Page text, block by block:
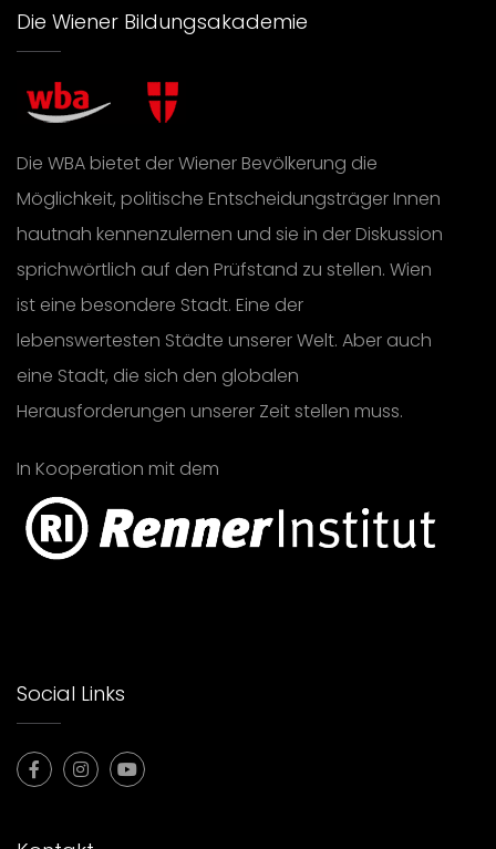
Die Wiener Bildungsakademie
Die WBA bietet der Wiener Bevölkerung die
Möglichkeit, politische Entscheidungsträger Innen
hautnah kennenzulernen und sie in der Diskussion
sprichwörtlich auf den Prüfstand zu stellen. Wien
ist eine besondere Stadt. Eine der
lebenswertesten Städte unserer Welt. Aber auch
eine Stadt, die sich den globalen
Herausforderungen unserer Zeit stellen muss.
In Kooperation mit dem
Social Links